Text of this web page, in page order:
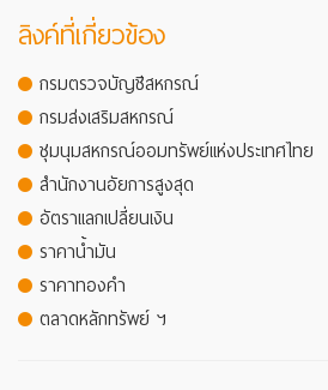
ลิงค์ที่เกี่ยวข้อง
กรมตรวจบัญชีสหกรณ์
กรมส่งเสริมสหกรณ์
ชุมนุมสหกรณ์ออมทรัพย์แห่งประเทศไทย
สำนักงานอัยการสูงสุด
อัตราแลกเปลี่ยนเงิน
ราคาน้ำมัน
ราคาทองคำ
ตลาดหลักทรัพย์ ฯ